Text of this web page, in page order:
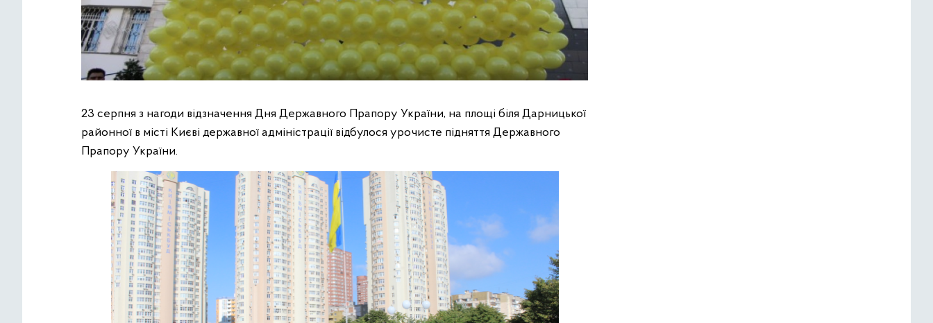
23 серпня з нагоди відзначення Дня Державного Прапору України, на площі біля Дарницької
районної в місті Києві державної адміністрації відбулося урочисте підняття Державного
Прапору України.